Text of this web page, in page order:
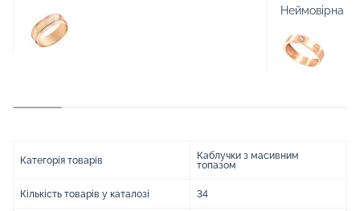
Неймовірна
Категорія товарів
Каблучки з масивним
топазом
Кількість товарів у каталозі 34